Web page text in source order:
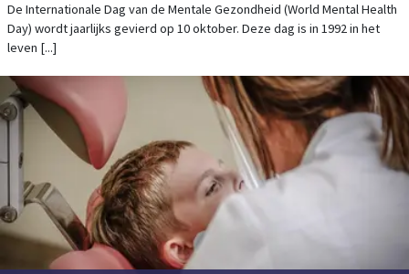
De Internationale Dag van de Mentale Gezondheid (World Mental Health
Day) wordt jaarlijks gevierd op 10 oktober. Deze dag is in 1992 in het
leven [...]